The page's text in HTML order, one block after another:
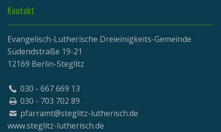
Kontakt
Evangelisch-Lutherische Dreieinigkeits-Gemeinde
Südendstraße 19-21
12169 Berlin-Steglitz
030 - 667 669 13
030 - 703 702 89
pfarramt@steglitz-lutherisch.de
www.steglitz-lutherisch.de